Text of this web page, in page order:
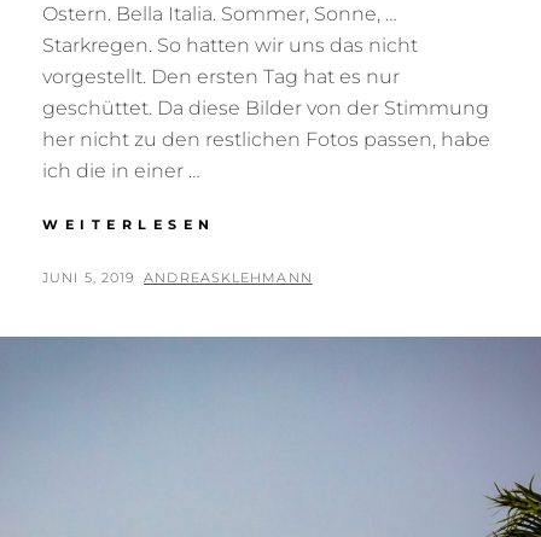
Ostern. Bella Italia. Sommer, Sonne, …
Starkregen. So hatten wir uns das nicht
vorgestellt. Den ersten Tag hat es nur
geschüttet. Da diese Bilder von der Stimmung
her nicht zu den restlichen Fotos passen, habe
ich die in einer …
WEITERLESEN
REGEN
POSTED
JUNI 5, 2019 BY
ANDREASKLEHMANN